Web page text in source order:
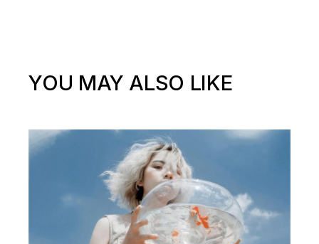
YOU MAY ALSO LIKE